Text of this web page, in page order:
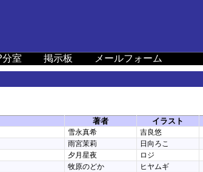
分室 掲示板 メールフォーム
著者 イラスト
雪永真希 吉良悠
雨宮茉莉 日向ろこ
夕月星夜 ロジ
牧原のどか ヒヤムギ